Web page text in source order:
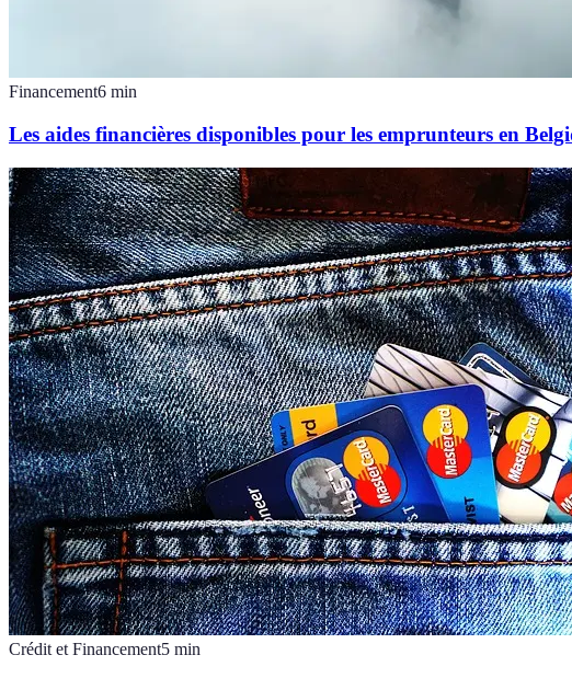
Financement6 min
Les aides financières disponibles pour les emprunteurs en
Crédit et Financement5 min